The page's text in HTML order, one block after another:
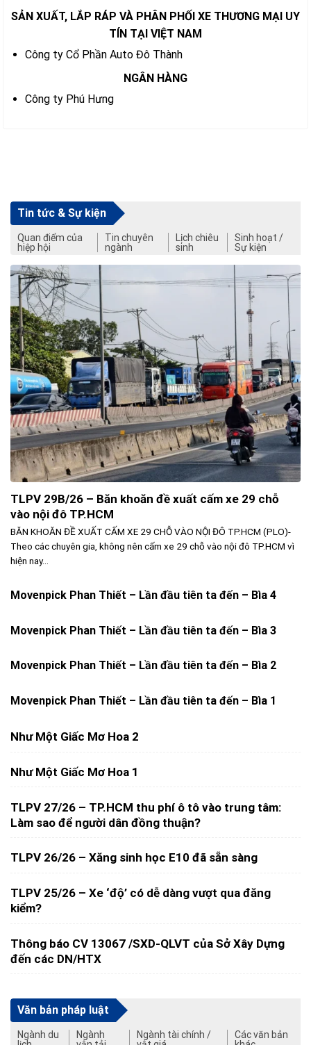
SẢN XUẤT, LẮP RÁP VÀ PHÂN PHỐI XE THƯƠNG MẠI UY
TÍN TẠI VIỆT NAM
Công ty Cổ Phần Auto Đô Thành
NGÂN HÀNG
Công ty Phú Hưng
Tin tức & Sự kiện
Quan điểm của
hiệp hội
Tin chuyên
ngành
Lịch chiêu
sinh
Sinh hoạt /
Sự kiện
TLPV 29B/26 – Băn khoăn đề xuất cấm xe 29 chỗ
vào nội đô TP.HCM
BĂN KHOĂN ĐỀ XUẤT CẤM XE 29 CHỖ VÀO NỘI ĐÔ TP.HCM (PLO)-
Theo các chuyên gia, không nên cấm xe 29 chỗ vào nội đô TP.HCM vì
hiện nay...
Movenpick Phan Thiết – Lần đầu tiên ta đến – Bìa 4
Movenpick Phan Thiết – Lần đầu tiên ta đến – Bìa 3
Movenpick Phan Thiết – Lần đầu tiên ta đến – Bìa 2
Movenpick Phan Thiết – Lần đầu tiên ta đến – Bìa 1
Như Một Giấc Mơ Hoa 2
Như Một Giấc Mơ Hoa 1
TLPV 27/26 – TP.HCM thu phí ô tô vào trung tâm:
Làm sao để người dân đồng thuận?
TLPV 26/26 – Xăng sinh học E10 đã sẵn sàng
TLPV 25/26 – Xe ‘độ’ có dễ dàng vượt qua đăng
kiểm?
Thông báo CV 13067 /SXD-QLVT của Sở Xây Dựng
đến các DN/HTX
Văn bản pháp luật
Ngành du
Ngành
Ngành tài chính /
Các văn bản